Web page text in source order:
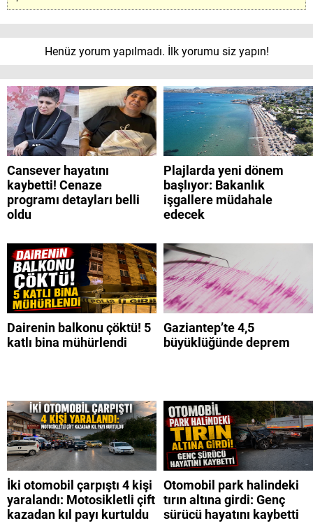
Henüz yorum yapılmadı. İlk yorumu siz yapın!
Cansever hayatını
kaybetti! Cenaze
programı detayları belli
oldu
Plajlarda yeni dönem
başlıyor: Bakanlık
işgallere müdahale
edecek
Dairenin balkonu çöktü! 5
katlı bina mühürlendi
Gaziantep’te 4,5
büyüklüğünde deprem
İki otomobil çarpıştı 4 kişi
yaralandı: Motosikletli çift
kazadan kıl payı kurtuldu
Otomobil park halindeki
tırın altına girdi: Genç
sürücü hayatını kaybetti